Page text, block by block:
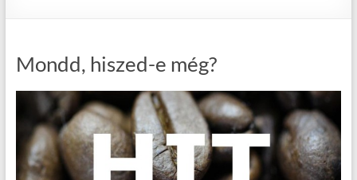
Mondd, hiszed-e még?